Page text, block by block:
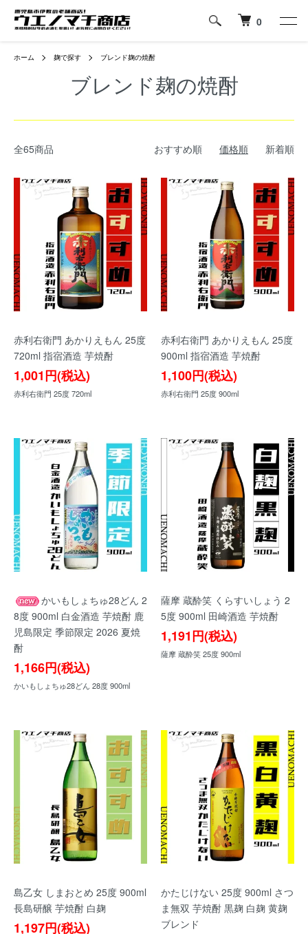
0
ホーム 麹で探す ブレンド麹の焼酎
ブレンド麹の焼酎
全65商品 おすすめ順 価格順 新着順
赤利右衛門 あかりえもん 25度
720ml 指宿酒造 芋焼酎
1,001円(税込)
赤利右衛門 25度 720ml
赤利右衛門 あかりえもん 25度
900ml 指宿酒造 芋焼酎
1,100円(税込)
赤利右衛門 25度 900ml
かいもしょちゅ28どん 2
8度 900ml 白金酒造 芋焼酎 鹿
児島限定 季節限定 2026 夏焼
酎
1,166円(税込)
かいもしょちゅ28どん 28度 900ml
薩摩 蔵酔笑 くらすいしょう 2
5度 900ml 田崎酒造 芋焼酎
1,191円(税込)
薩摩 蔵酔笑 25度 900ml
島乙女 しまおとめ 25度 900ml
長島研醸 芋焼酎 白麹
1,197円(税込)
かたじけない 25度 900ml さつ
ま無双 芋焼酎 黒麹 白麹 黄麹
ブレンド